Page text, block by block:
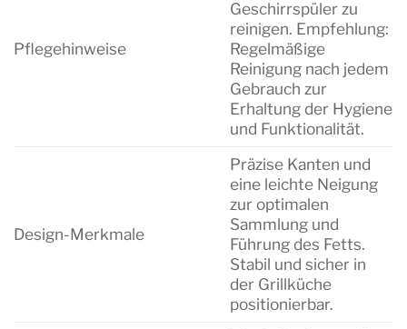
Pflegehinweise
Geschirrspüler zu
reinigen. Empfehlung:
Regelmäßige
Reinigung nach jedem
Gebrauch zur
Erhaltung der Hygiene
und Funktionalität.
Design-Merkmale
Präzise Kanten und
eine leichte Neigung
zur optimalen
Sammlung und
Führung des Fetts.
Stabil und sicher in
der Grillküche
positionierbar.